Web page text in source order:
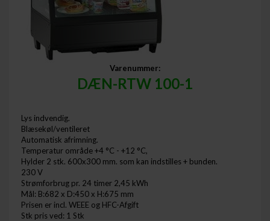
Varenummer:
DÆN-RTW 100-1
Lys indvendig.
Blæsekøl/ventileret
Automatisk afrimning.
Temperatur område +4 °C - +12 °C,
Hylder 2 stk. 600x300 mm. som kan indstilles + bunden.
230 V
Strømforbrug pr. 24 timer 2,45 kWh
Mål: B:682 x D:450 x H:675 mm
Prisen er incl. WEEE og HFC-Afgift
Stk pris ved: 1 Stk